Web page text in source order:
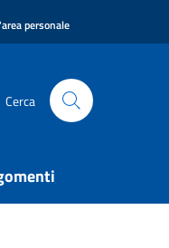
personale
Cerca